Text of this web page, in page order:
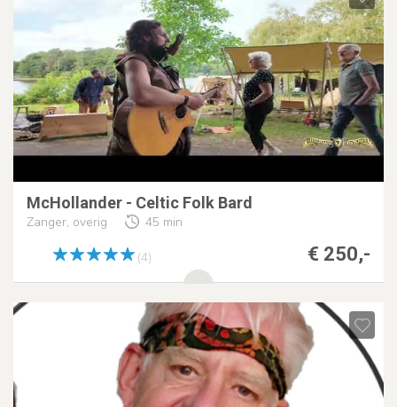
McHollander - Celtic Folk Bard
Zanger, overig 45 min
€ 250,-
(4)